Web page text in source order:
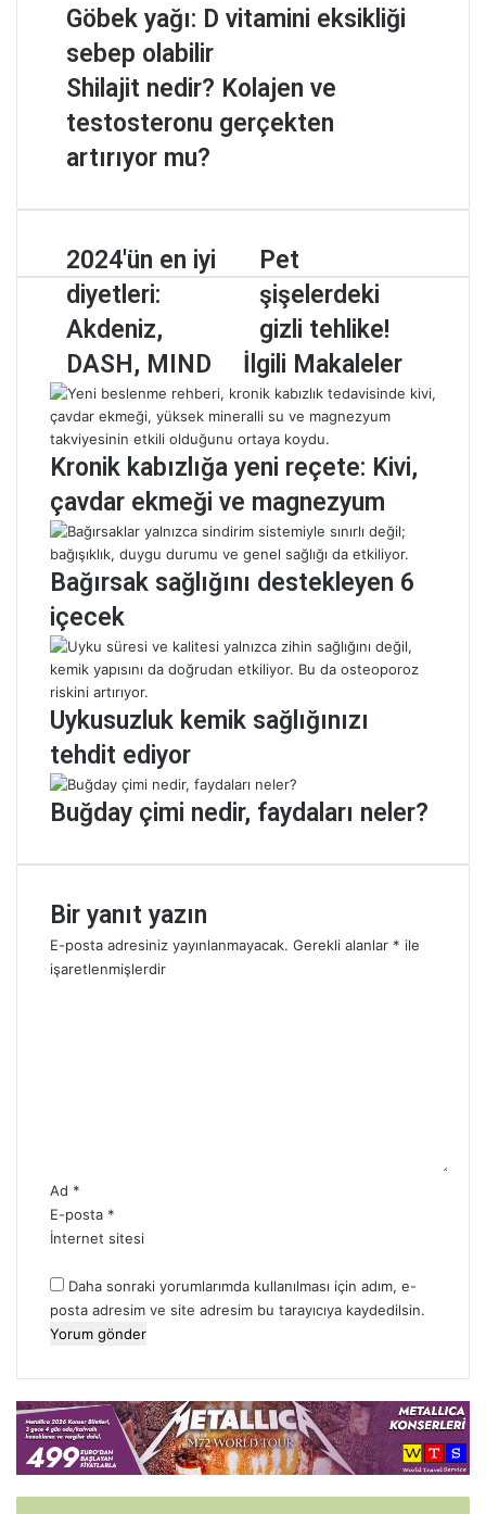
Göbek yağı: D vitamini eksikliği
sebep olabilir
Shilajit nedir? Kolajen ve
testosteronu gerçekten
artırıyor mu?
2
0
2
4
ü
n
e
n
i
i
d
i
y
e
t
l
e
r
:
A
k
e
i
D
2024'ün en iyi
diyetleri:
Akdeniz,
DASH, MIND
P
e
t
ş
i
ş
e
l
e
r
e
k
i
g
i
l
i
h
i
k
e
Pet
şişelerdeki
gizli tehlike!
İlgili Makaleler
Kronik kabızlığa yeni reçete: Kivi,
çavdar ekmeği ve magnezyum
Bağırsak sağlığını destekleyen 6
içecek
Uykusuzluk kemik sağlığınızı
tehdit ediyor
Buğday çimi nedir, faydaları neler?
Bir yanıt yazın
E-posta adresiniz yayınlanmayacak. Gerekli alanlar * ile
işaretlenmişlerdir
Ad *
E-posta *
İnternet sitesi
Daha sonraki yorumlarımda kullanılması için adım, e-
posta adresim ve site adresim bu tarayıcıya kaydedilsin.